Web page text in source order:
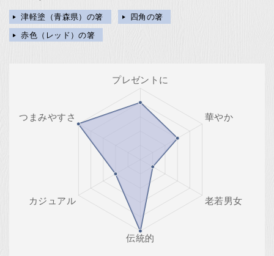
津軽塗（青森県）の箸
四角の箸
赤色（レッド）の箸